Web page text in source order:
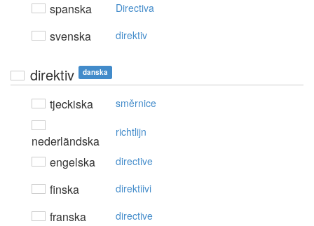
spanska Directiva
svenska direktiv
direktiv danska
tjeckiska směrnice
nederländska
richtlijn
engelska directive
finska direktiivi
franska directive